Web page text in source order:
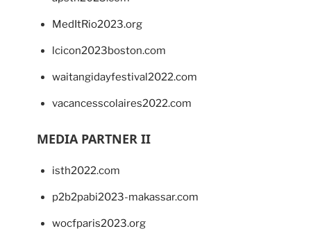
MedItRio2023.org
lcicon2023boston.com
waitangidayfestival2022.com
vacancesscolaires2022.com
MEDIA PARTNER II
isth2022.com
p2b2pabi2023-makassar.com
wocfparis2023.org